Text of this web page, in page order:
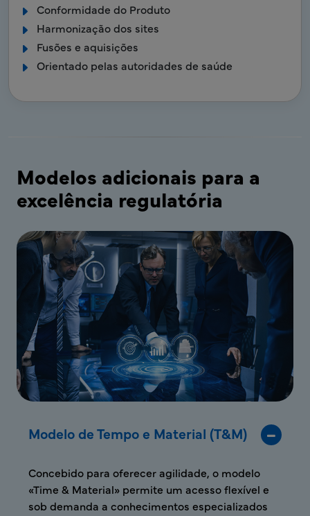
Conformidade do Produto
Harmonização dos sites
Fusões e aquisições
Orientado pelas autoridades de saúde
Modelos adicionais para a
excelência regulatória
Modelo de Tempo e Material (T&M)
Concebido para oferecer agilidade, o modelo
«Time & Material» permite um acesso flexível e
sob demanda a conhecimentos especializados